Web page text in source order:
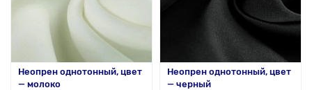
Неопрен однотонный, цвет
— молоко
Неопрен однотонный, цвет
— черный